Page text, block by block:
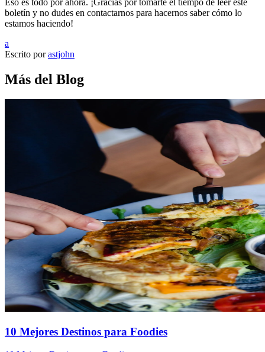
boletín y no dudes en contactarnos para hacernos saber cómo lo
estamos haciendo!
a
Escrito por astjohn
Más del Blog
10 Mejores Destinos para Foodies